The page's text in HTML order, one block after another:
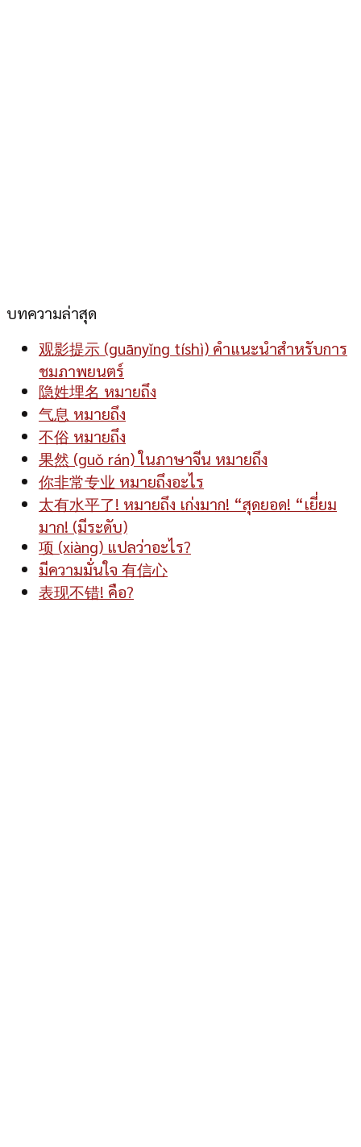
บทความล่าสุด
观影提示 (guānyǐng tíshì) คำแนะนำสำหรับการ
ชมภาพยนตร์
隐姓埋名 หมายถึง
气息 หมายถึง
不俗 หมายถึง
果然 (guǒ rán) ในภาษาจีน หมายถึง
你非常专业 หมายถึงอะไร
太有水平了! หมายถึง เก่งมาก! “สุดยอด! “เยี่ยม
มาก! (มีระดับ)
项 (xiàng) แปลว่าอะไร?
มีความมั่นใจ 有信心
表现不错! คือ?